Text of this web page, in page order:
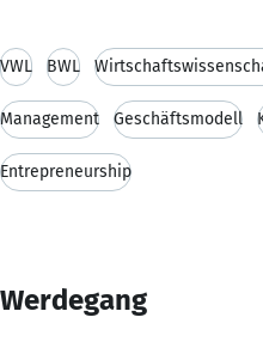
VWL BWL
Management Geschäftsmodell
Entrepreneurship
Werdegang